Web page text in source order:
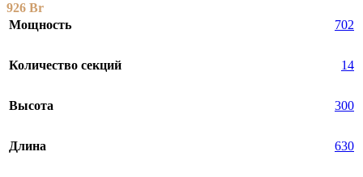
926 Br
Мощность
702
Количество секций 14
Высота 300
Длина 630